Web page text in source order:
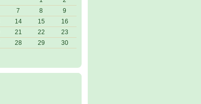
7 8
9
14 15
16
21 22
23
28 29
30